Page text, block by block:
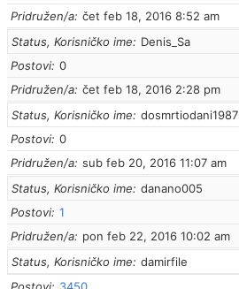
Pridružen/a čet feb 18, 2016 8:52 am
Status, Korisničko ime
Denis_Sa
Postovi 0
Pridružen/a čet feb 18, 2016 2:28 pm
Status, Korisničko ime
dosmrtiodani1987
Postovi 0
Pridružen/a sub feb 20, 2016 11:07 am
Status, Korisničko ime
danano005
Postovi 1
Pridružen/a
pon feb 22, 2016 10:02 am
Status, Korisničko ime
damirfile